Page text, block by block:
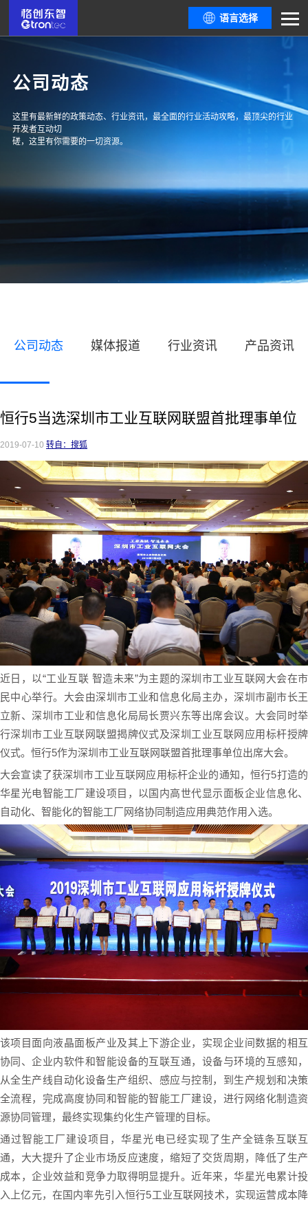
语言选择
公司动态
这里有最新鲜的政策动态、行业资讯，最全面的行业活动攻略，最顶尖的行业
开发者互动切
磋，这里有你需要的一切资源。
公司动态 媒体报道 行业资讯 产品资讯
恒行5当选深圳市工业互联网联盟首批理事单位
2019-07-10 转自：搜狐
近日，以“工业互联 智造未来”为主题的深圳市工业互联网大会在市
民中心举行。大会由深圳市工业和信息化局主办，深圳市副市长王
立新、深圳市工业和信息化局局长贾兴东等出席会议。大会同时举
行深圳市工业互联网联盟揭牌仪式及深圳工业互联网应用标杆授牌
仪式。恒行5作为深圳市工业互联网联盟首批理事单位出席大会。
大会宣读了获深圳市工业互联网应用标杆企业的通知，恒行5打造的
华星光电智能工厂建设项目，以国内高世代显示面板企业信息化、
自动化、智能化的智能工厂网络协同制造应用典范作用入选。
该项目面向液晶面板产业及其上下游企业，实现企业间数据的相互
协同、企业内软件和智能设备的互联互通，设备与环境的互感知，
从全生产线自动化设备生产组织、感应与控制，到生产规划和决策
全流程，完成高度协同和智能的智能工厂建设，进行网络化制造资
源协同管理，最终实现集约化生产管理的目标。
通过智能工厂建设项目，华星光电已经实现了生产全链条互联互
通，大大提升了企业市场反应速度，缩短了交货周期，降低了生产
成本，企业效益和竞争力取得明显提升。近年来，华星光电累计投
入上亿元，在国内率先引入恒行5工业互联网技术，实现运营成本降